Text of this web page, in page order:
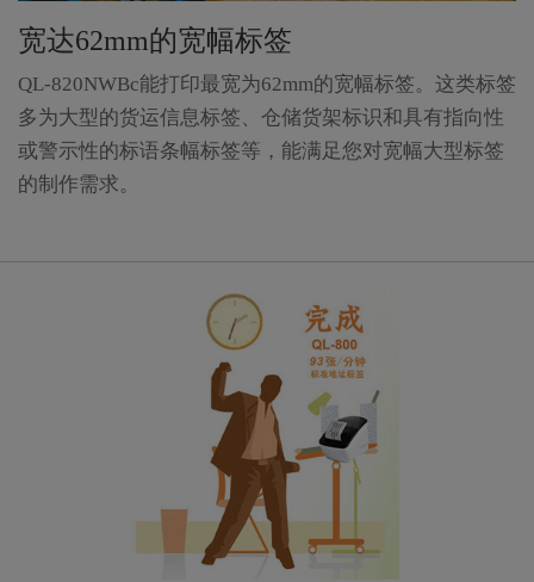
宽达62mm的宽幅标签
QL-820NWBc能打印最宽为62mm的宽幅标签。这类标签
多为大型的货运信息标签、仓储货架标识和具有指向性
或警示性的标语条幅标签等，能满足您对宽幅大型标签
的制作需求。